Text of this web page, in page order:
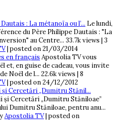
: La métanoïa ou l’... Le lundi,
du Père Philippe Dautais : "La
au Centre... 33.7k views | 3
| posted on 21/03/2014
en français Apostolia TV vous
et, en guise de cadeau, vous invite
Noël de l... 22.6k views | 8
| posted on 24/12/2012
Cercetări „Dumitru Stănil...
Cercetări „Dumitru Stăniloae”
Dumitru Stăniloae, pentru anu...
Apostolia TV| posted on